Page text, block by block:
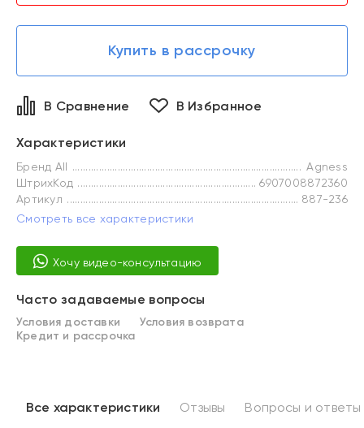
Купить в рассрочку
В Сравнение В Избранное
Характеристики
Бренд All
Agness
ШтрихКод
6907008872360
Артикул
887-236
Смотреть все характеристики
Хочу видео-консультацию
Часто задаваемые вопросы
Условия доставки
Условия возврата
Кредит и рассрочка
Все характеристики Отзывы Вопросы и ответы